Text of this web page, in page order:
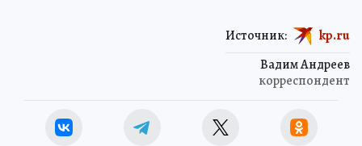
Вадим Андреев
корреспондент
Источник: kp.ru